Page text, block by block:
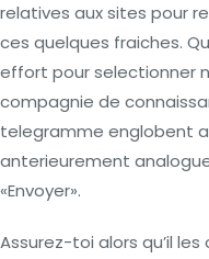
relatives aux sites pour
ces quelques fraiches.
effort pour selectionner
compagnie de
telegramme englobent
anterieurement
«Envoyer».
Assurez-toi alors qu’il